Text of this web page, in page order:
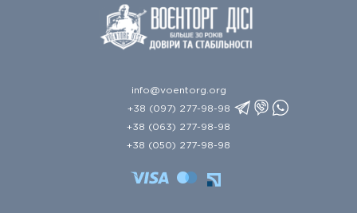
info@voentorg.org
+38 (097) 277-98-98
+38 (063) 277-98-98
+38 (050) 277-98-98